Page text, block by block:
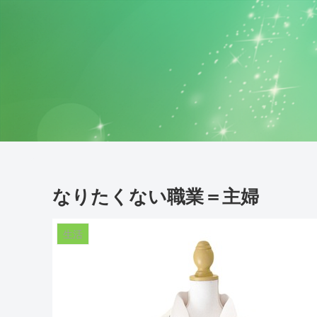
なりたくない職業＝主婦
生活